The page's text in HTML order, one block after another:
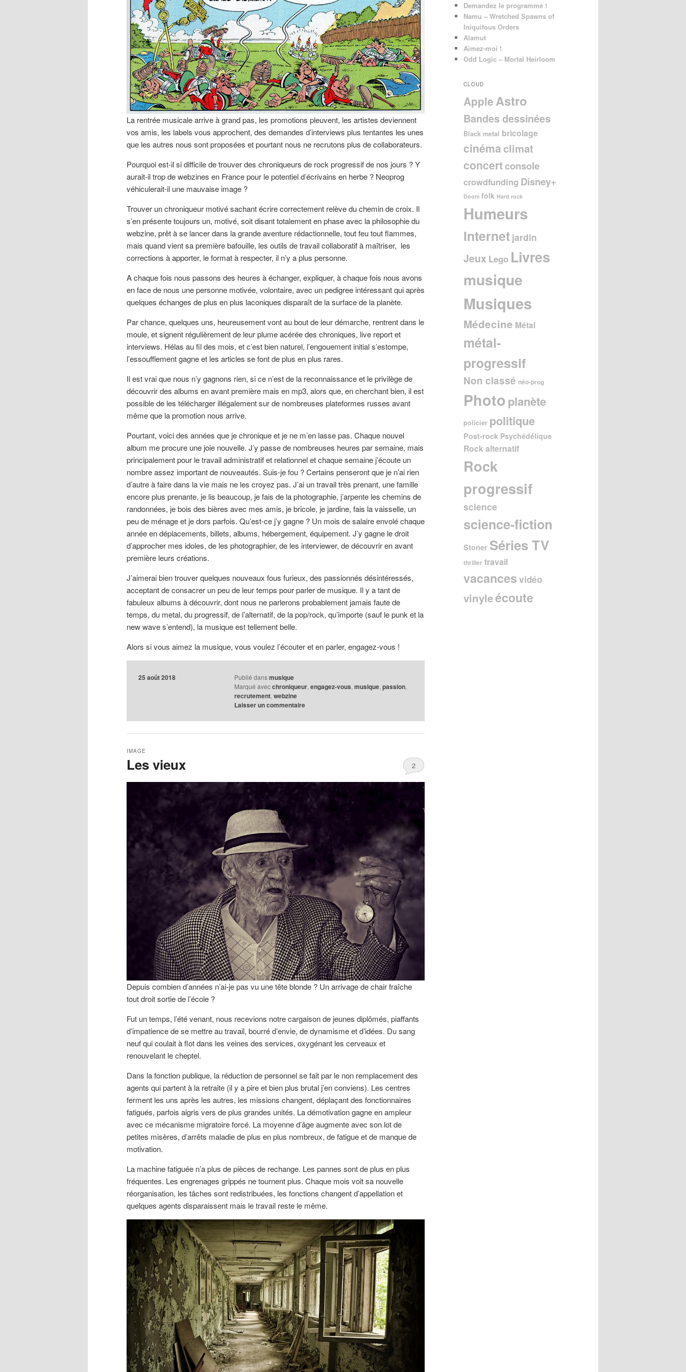
La rentrée musicale arrive à grand pas, les promotions pleuvent, les artistes deviennent
vos amis, les labels vous approchent, des demandes d’interviews plus tentantes les unes
que les autres nous sont proposées et pourtant nous ne recrutons plus de collaborateurs.
Pourquoi est-il si difficile de trouver des chroniqueurs de rock progressif de nos jours ? Y
aurait-il trop de webzines en France pour le potentiel d’écrivains en herbe ? Neoprog
véhiculerait-il une mauvaise image ?
Trouver un chroniqueur motivé sachant écrire correctement relève du chemin de croix. Il
s’en présente toujours un, motivé, soit disant totalement en phase avec la philosophie du
webzine, prêt à se lancer dans la grande aventure rédactionnelle, tout feu tout flammes,
mais quand vient sa première bafouille, les outils de travail collaboratif à maîtriser, les
corrections à apporter, le format à respecter, il n’y a plus personne.
A chaque fois nous passons des heures à échanger, expliquer, à chaque fois nous avons
en face de nous une personne motivée, volontaire, avec un pedigree intéressant qui après
quelques échanges de plus en plus laconiques disparaît de la surface de la planète.
Par chance, quelques uns, heureusement vont au bout de leur démarche, rentrent dans le
moule, et signent régulièrement de leur plume acérée des chroniques, live report et
interviews. Hélas au fil des mois, et c’est bien naturel, l’engouement initial s’estompe,
l’essoufflement gagne et les articles se font de plus en plus rares.
Il est vrai que nous n’y gagnons rien, si ce n’est de la reconnaissance et le privilège de
découvrir des albums en avant première mais en mp3, alors que, en cherchant bien, il est
possible de les télécharger illégalement sur de nombreuses plateformes russes avant
même que la promotion nous arrive.
Pourtant, voici des années que je chronique et je ne m’en lasse pas. Chaque nouvel
album me procure une joie nouvelle. J’y passe de nombreuses heures par semaine, mais
principalement pour le travail administratif et relationnel et chaque semaine j’écoute un
nombre assez important de nouveautés. Suis-je fou ? Certains penseront que je n’ai rien
d’autre à faire dans la vie mais ne les croyez pas. J’ai un travail très prenant, une famille
encore plus prenante, je lis beaucoup, je fais de la photographie, j’arpente les chemins de
randonnées, je bois des bières avec mes amis, je bricole, je jardine, fais la vaisselle, un
peu de ménage et je dors parfois. Qu’est-ce j’y gagne ? Un mois de salaire envolé chaque
année en déplacements, billets, albums, hébergement, équipement. J’y gagne le droit
d’approcher mes idoles, de les photographier, de les interviewer, de découvrir en avant
première leurs créations.
J’aimerai bien trouver quelques nouveaux fous furieux, des passionnés désintéressés,
acceptant de consacrer un peu de leur temps pour parler de musique. Il y a tant de
fabuleux albums à découvrir, dont nous ne parlerons probablement jamais faute de
temps, du metal, du progressif, de l’alternatif, de la pop/rock, qu’importe (sauf le punk et la
new wave s’entend), la musique est tellement belle.
Alors si vous aimez la musique, vous voulez l’écouter et en parler, engagez-vous !
25 août 2018 Publié dans musique
Marqué avec chroniqueur,engagez-vous,musique,passion,
recrutement,webzine
Laisser un commentaire
Les vieux
IMAGE
2
Depuis combien d’années n’ai-je pas vu une tête blonde ? Un arrivage de chair fraîche
tout droit sortie de l’école ?
Fut un temps, l’été venant, nous recevions notre cargaison de jeunes diplômés, piaffants
d’impatience de se mettre au travail, bourré d’envie, de dynamisme et d’idées. Du sang
neuf qui coulait à flot dans les veines des services, oxygénant les cerveaux et
renouvelant le cheptel.
Dans la fonction publique, la réduction de personnel se fait par le non remplacement des
agents qui partent à la retraite (il y a pire et bien plus brutal j’en conviens). Les centres
ferment les uns après les autres, les missions changent, déplaçant des fonctionnaires
fatigués, parfois aigris vers de plus grandes unités. La démotivation gagne en ampleur
avec ce mécanisme migratoire forcé. La moyenne d’âge augmente avec son lot de
petites misères, d’arrêts maladie de plus en plus nombreux, de fatigue et de manque de
motivation.
La machine fatiguée n’a plus de pièces de rechange. Les pannes sont de plus en plus
fréquentes. Les engrenages grippés ne tournent plus. Chaque mois voit sa nouvelle
réorganisation, les tâches sont redistribuées, les fonctions changent d’appellation et
quelques agents disparaissent mais le travail reste le même.
Demandez le programme !
Namu – Wretched Spawns of
Iniquitous Orders
Alamut
Aimez-moi !
Odd Logic – Mortal Heirloom
CLOUD
Apple Astro
Bandes dessinées
Black metal bricolage
cinéma climat
concertconsole
crowdfunding Disney+
Doom folk Hard rock
Humeurs
Internet jardin
Jeux Lego Livres
musique
Musiques
Médecine Métal
métal-
progressif
Non classé néo-prog
Photo planète
policier politique
Post-rock Psychédélique
Rock alternatif
Rock
progressif
science
science-fiction
Stoner Séries TV
thriller travail
vacances vidéo
vinyleécoute